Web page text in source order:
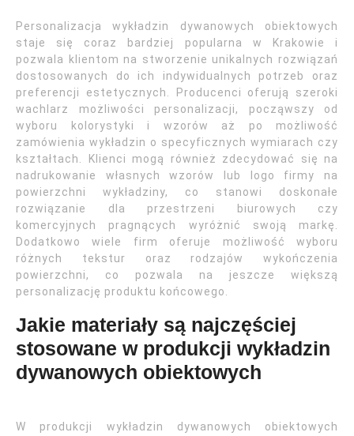
Personalizacja wykładzin dywanowych obiektowych
staje się coraz bardziej popularna w Krakowie i
pozwala klientom na stworzenie unikalnych rozwiązań
dostosowanych do ich indywidualnych potrzeb oraz
preferencji estetycznych. Producenci oferują szeroki
wachlarz możliwości personalizacji, począwszy od
wyboru kolorystyki i wzorów aż po możliwość
zamówienia wykładzin o specyficznych wymiarach czy
kształtach. Klienci mogą również zdecydować się na
nadrukowanie własnych wzorów lub logo firmy na
powierzchni wykładziny, co stanowi doskonałe
rozwiązanie dla przestrzeni biurowych czy
komercyjnych pragnących wyróżnić swoją markę.
Dodatkowo wiele firm oferuje możliwość wyboru
różnych tekstur oraz rodzajów wykończenia
powierzchni, co pozwala na jeszcze większą
personalizację produktu końcowego.
Jakie materiały są najczęściej
stosowane w produkcji wykładzin
dywanowych obiektowych
W produkcji wykładzin dywanowych obiektowych